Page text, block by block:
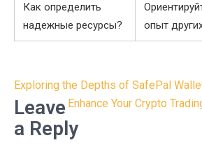
Как определить
надежные ресурсы?
опыт
Post
navigation
Exploring the Depths of SafePal
Enhance Your Crypto
Leave
a Reply